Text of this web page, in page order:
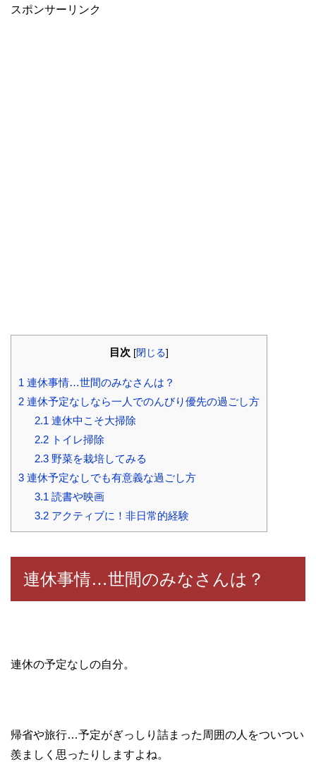
スポンサーリンク
目次 [閉じる]
1 連休事情…世間のみなさんは？
2 連休予定なしなら一人でのんびり優先の過ごし方
2.1 連休中こそ大掃除
2.2トイレ掃除
2.3野菜を栽培してみる
3 連休予定なしでも有意義な過ごし方
3.1 読書や映画
3.2アクティブに！非日常的経験
連休事情…世間のみなさんは？
連休の予定なしの自分。
帰省や旅行…予定がぎっしり詰まった周囲の人をついつい
羨ましく思ったりしますよね。